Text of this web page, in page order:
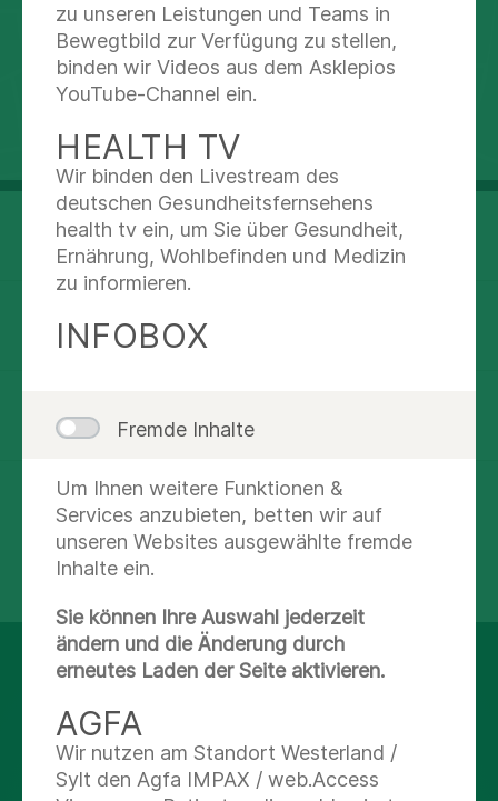
Kösliner Straße 10b, 12 und 12a
38642 Goslar
Route planen
(0 53 21) 44-0
Nachricht schreiben
AUF DEM LAUFENDEN
BLEIBEN
Facebook
zu unseren Leistungen und Teams in
Bewegtbild zur Verfügung zu stellen,
binden wir Videos aus dem Asklepios
YouTube-Channel ein.
HEALTH TV
Wir binden den Livestream des
deutschen Gesundheitsfernsehens
health tv ein, um Sie über Gesundheit,
Ernährung, Wohlbefinden und Medizin
zu informieren.
INFOBOX
Fremde Inhalte
Um Ihnen weitere Funktionen &
Services anzubieten, betten wir auf
unseren Websites ausgewählte fremde
Inhalte ein.
Sie können Ihre Auswahl jederzeit
ändern und die Änderung durch
erneutes Laden der Seite aktivieren.
AGFA
Wir nutzen am Standort Westerland /
Sylt den Agfa IMPAX / web.Access